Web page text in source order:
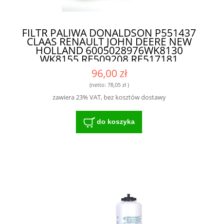
FILTR PALIWA DONALDSON P551437
CLAAS RENAULT JOHN DEERE NEW
HOLLAND 6005028976WK8130
WK8155 RE509208 RE517181
87801341 87802332 FS19830
FS19588 6005028153 87802923 -
ZAAWANSOWANA TECHNOLOGIA
FILTRACJI DLA ROLNICTWA
96,00 zł
(netto: 78,05 zł)
zawiera 23% VAT, bez kosztów dostawy
do koszyka